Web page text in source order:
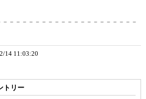
－－－－－－－－－－－－－－－－－－－－
14 11:03:20
トリー